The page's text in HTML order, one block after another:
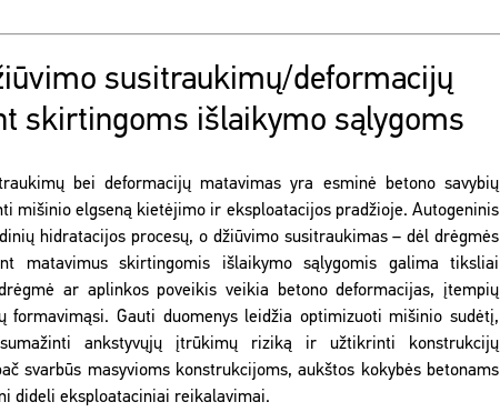
susitraukimų/deformacijų
skirtingoms išlaikymo sąlygoms
bei deformacijų matavimas yra esminė betono savybių
mišinio elgseną kietėjimo ir eksploatacijos pradžioje. Autogeninis
hidratacijos procesų, o džiūvimo susitraukimas – dėl drėgmės
matavimus skirtingomis išlaikymo sąlygomis galima tiksliai
ar aplinkos poveikis veikia betono deformacijas, įtempių
Gauti duomenys leidžia optimizuoti mišinio sudėtį,
ankstyvųjų įtrūkimų riziką ir užtikrinti konstrukcijų
svarbūs masyvioms konstrukcijoms, aukštos kokybės betonams
dideli eksploataciniai reikalavimai.